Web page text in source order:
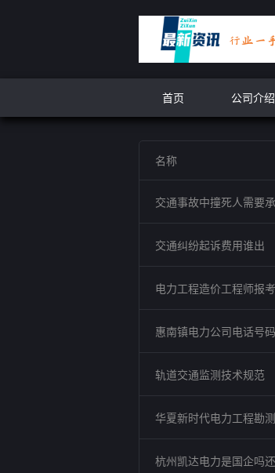
首页 公司介绍
名称
交通事故中撞死人需要
交通纠纷起诉费用谁出
电力工程造价工程师报
惠南镇电力公司电话号码
轨道交通监测技术规范
华夏新时代电力工程勘
杭州凯达电力是国企吗